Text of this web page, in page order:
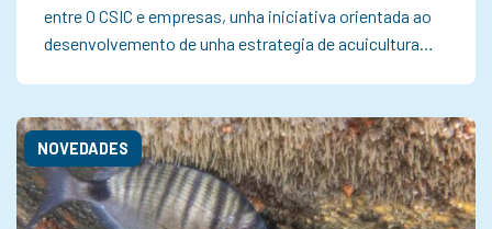
entre O CSIC e empresas, unha iniciativa orientada ao
desenvolvemento de unha estrategia de acuicultura…
NOVEDADES